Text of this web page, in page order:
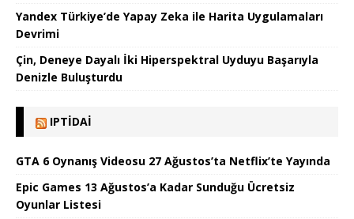
Yandex Türkiye’de Yapay Zeka ile Harita Uygulamaları
Devrimi
Çin, Deneye Dayalı İki Hiperspektral Uyduyu Başarıyla
Denizle Buluşturdu
IPTIDAI
GTA 6 Oynanış Videosu 27 Ağustos’ta Netflix’te Yayında
Epic Games 13 Ağustos’a Kadar Sunduğu Ücretsiz
Oyunlar Listesi